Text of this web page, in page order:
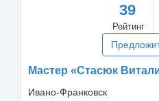
39
Рейтинг
Мастер «Стасюк
Ивано-Франковск